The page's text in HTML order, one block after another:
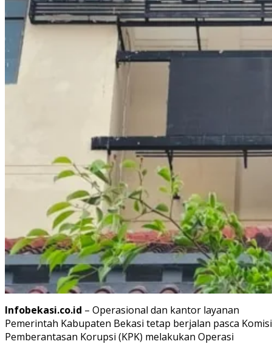
Infobekasi.co.id – Operasional dan kantor layanan
Pemerintah Kabupaten Bekasi tetap berjalan pasca Komisi
Pemberantasan Korupsi (KPK) melakukan Operasi